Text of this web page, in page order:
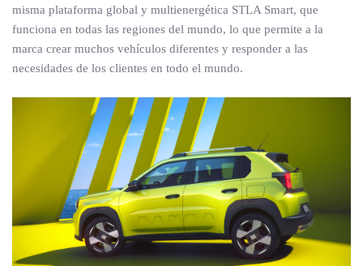
misma plataforma global y multienergética STLA Smart, que
funciona en todas las regiones del mundo, lo que permite a la
marca crear muchos vehículos diferentes y responder a las
necesidades de los clientes en todo el mundo.